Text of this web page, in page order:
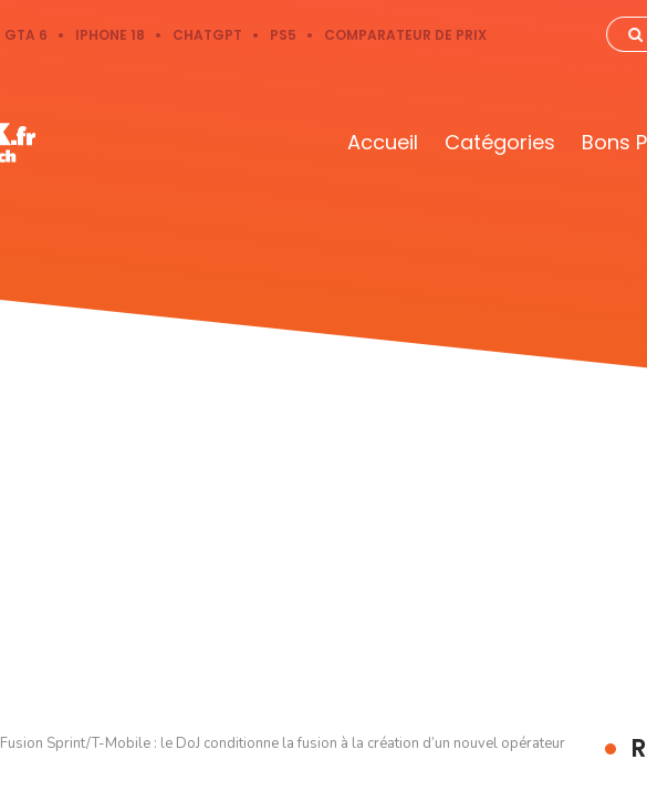
GTA 6 IPHONE 18 CHATGPT PS5 COMPARATEUR DE PRIX
Accueil Catégories Bons
Fusion Sprint/T-Mobile : le DoJ conditionne la fusion à la création d’un nouvel opérateur